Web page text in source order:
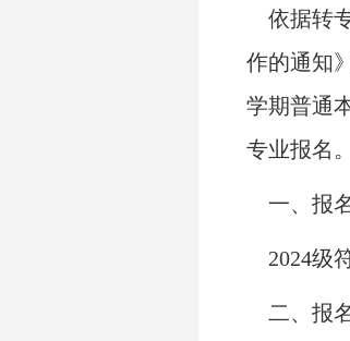
依据转
作的通知
学期普通
专业报名。
一、报
2024级
二、报